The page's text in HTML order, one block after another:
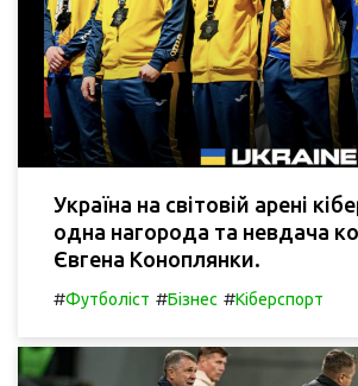
Україна на світовій арені
одна нагорода та невдача
Євгена Коноплянки.
#Футболіст #Бізнес #Кіберспорт